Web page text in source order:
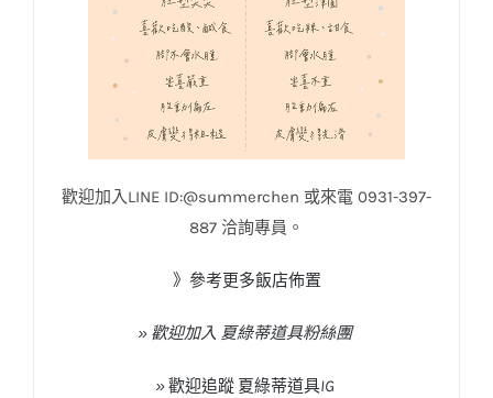
歡迎加入LINE ID:@summerchen 或來電 0931-397-
887 洽詢專員。
》參考更多飯店佈置
» 歡迎加入 夏綠蒂道具粉絲團
»歡迎追蹤 夏綠蒂道具IG